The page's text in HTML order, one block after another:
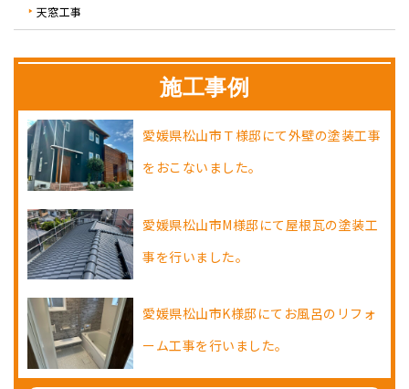
天窓工事
施工事例
愛媛県松山市Ｔ様邸にて外壁の塗装工事
をおこないました。
愛媛県松山市M様邸にて屋根瓦の塗装工
事を行いました。
愛媛県松山市K様邸にてお風呂のリフォ
ーム工事を行いました。